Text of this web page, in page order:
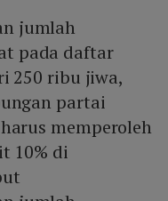
jumlah
pada daftar
250 ribu jiwa,
partai
memperoleh
10% di